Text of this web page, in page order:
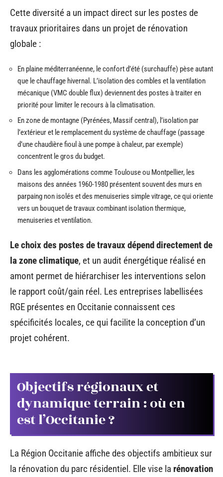
Cette diversité a un impact direct sur les postes de
travaux prioritaires dans un projet de rénovation
globale :
En plaine méditerranéenne, le confort d’été (surchauffe) pèse autant
que le chauffage hivernal. L’isolation des combles et la ventilation
mécanique (VMC double flux) deviennent des postes à traiter en
priorité pour limiter le recours à la climatisation.
En zone de montagne (Pyrénées, Massif central), l’isolation par
l’extérieur et le remplacement du système de chauffage (passage
d’une chaudière fioul à une pompe à chaleur, par exemple)
concentrent le gros du budget.
Dans les agglomérations comme Toulouse ou Montpellier, les
maisons des années 1960-1980 présentent souvent des murs en
parpaing non isolés et des menuiseries simple vitrage, ce qui oriente
vers un bouquet de travaux combinant isolation thermique,
menuiseries et ventilation.
Le choix des postes de travaux dépend directement de
la zone climatique, et un audit énergétique réalisé en
amont permet de hiérarchiser les interventions selon
le rapport coût/gain réel. Les entreprises labellisées
RGE présentes en Occitanie connaissent ces
spécificités locales, ce qui facilite la conception d’un
projet cohérent.
Objectifs régionaux et
dynamique terrain : où en
est l’Occitanie ?
La Région Occitanie affiche des objectifs ambitieux sur
la rénovation du parc résidentiel. Elle vise la rénovation